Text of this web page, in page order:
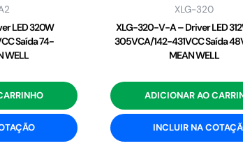
LED 320W
Saída 74-
WELL
XLG-320
XLG-320-V-A – Driver LED
305VCA/142-431VCC Saída
MEAN WELL
ADICIONAR AO
INCLUIR NA